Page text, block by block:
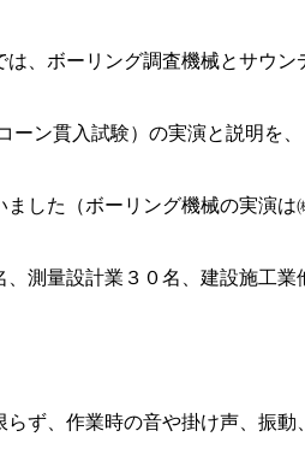
、ボーリング調査機械とサウン
ーン貫入試験）の実演と説明を
した（ボーリング機械の実演は
測量設計業３０名、建設施工業
ず、作業時の音や掛け声、振動